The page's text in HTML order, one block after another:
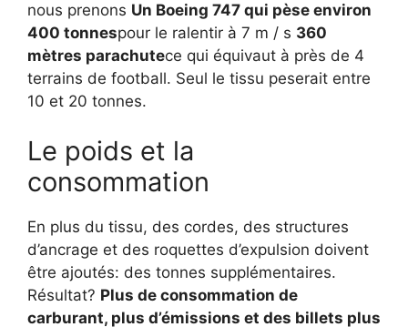
nous prenons Un Boeing 747 qui pèse environ
400 tonnespour le ralentir à 7 m / s 360
mètres parachutece qui équivaut à près de 4
terrains de football. Seul le tissu peserait entre
10 et 20 tonnes.
Le poids et la
consommation
En plus du tissu, des cordes, des structures
d’ancrage et des roquettes d’expulsion doivent
être ajoutés: des tonnes supplémentaires.
Résultat? Plus de consommation de
carburant, plus d’émissions et des billets plus